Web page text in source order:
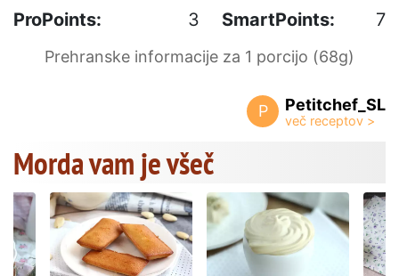
ProPoints:
3 SmartPoints: 7
Prehranske informacije za 1 porcijo (68g)
P Petitchef_SL
Morda vam je všeč